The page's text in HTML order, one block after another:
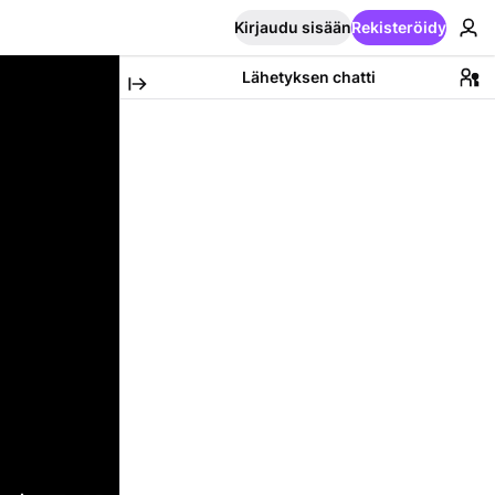
Kirjaudu sisäänRekisteröidy
Lähetyksen chatti